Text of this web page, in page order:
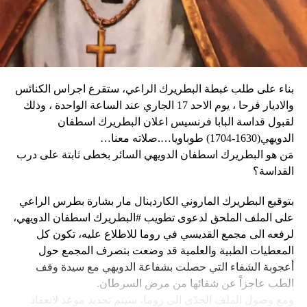
وكان شي قد كرّر الإثنين رغبته في العمل بهدف التوصل إلى حلّ
سياسي للحرب في أوكرانيا. وأيّد «هدنة أولمبية» دعا إليها
ماكرون لمناسبة أولمبياد باريس هذا الصيف.
نداء الوطن
وقال دارين: “المواطنون في حالة رعب، على الرغم من أن
زعيم العصابة جيمي شيريزير دعا المواطنين إلى عدم الخوف
عندما رأوا عصابته تحمل أسلحة، وقال إنهم يريدون فقط الإطاحة
وحاولت مجموعة من أفراد العصابات المدججين بالسلاح، يوم
الإثنين، السيطرة على مطار توسان لوفرتور الدولي، الأكبر في
البلاد، وتبادلوا إطلاق النار مع الشرطة والجنود، مما أدى إلى
إلغاء جميع الرحلات الداخلية والدولية.
ألف شخص من منازلهم منذ عطلة نهاية الأسبوع بسبب أعمال
العنف.
وقال رجل من هايتي يدعى نيكولا لوكالة رويترز للأنباء: “أجبرتنا
العصابات المسلحة على ترك منازلنا. دمروا بيوتنا ونحن الآن في
بناء على طلب غبطة البطريرك الراعي، ستقرع اجراس الكنائس
والاديار فرحا ، يوم الاحد 17 الجاري عند الساعة الواحدة ، وذلك
لقبول قداسة البابا فرنسيس اعلان البطريرك اسطفان
الدويهي(1630-1704) طوباويا….صلاته معنا…
مَن هو البطريرك اسطفان الدويهي السائر بخطى ثابتة على درب
القداسة؟
بتوقيع البطريرك الماروني الكاردينال مار بشارة بطرس الراعي
على الملف الملحق لدعوى تطويب #البطريرك اسطفان الدويهي،
لرفعه الى مجمع القديسي في روما للاطلاع عليه، تكون كل
المعطيات الطبية والعلمية قد وضعت بتصرف المجمع حول
أعجوبة الشفاء التي حصلت بشفاعة الدويهي مع سيدة وقف
الطب عاجزاً عن شفائها من مرض السرطان.
ومع وصول الملف الجدّي الى روما، سيتم تحديد موعد لانعقاد